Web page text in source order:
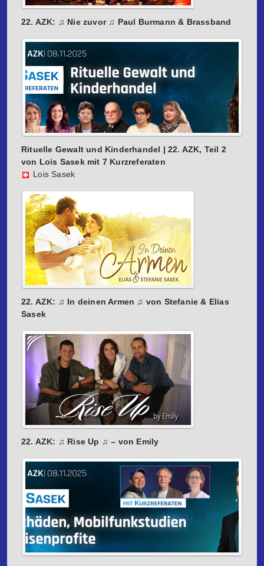
22. AZK: ♫ Nie zuvor ♫ Paul Burmann & Brassband
Rituelle Gewalt und Kinderhandel | 22. AZK, Teil 2
von Lois Sasek mit 7 Kurzreferaten
Lois Sasek
22. AZK: ♫ In deinen Armen ♫ von Stefanie & Elias
Sasek
22. AZK: ♫ Rise Up ♫ – von Emily